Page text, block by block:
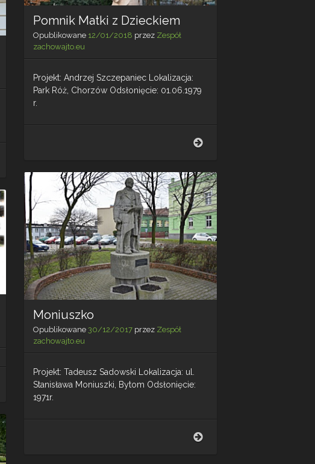
Pomnik Matki z Dzieckiem
Opublikowane 12/01/2018 przez Zespół
zachowajto.eu
Projekt: Andrzej Szczepaniec Lokalizacja:
Park Róż, Chorzów Odsłonięcie: 01.06.1979
r.
Dzieckiem
Chopina
Moniuszko
Opublikowane30/12/2017 przez Zespół
zachowajto.eu
Projekt: Tadeusz Sadowski Lokalizacja: ul.
Stanisława Moniuszki, Bytom Odsłonięcie:
1971r.